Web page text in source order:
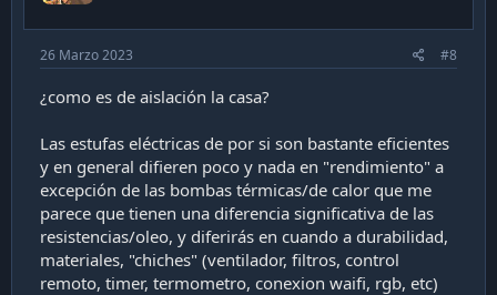
26 Marzo 2023 #8
¿como es de aislación la casa?
Las estufas eléctricas de por si son bastante eficientes
y en general difieren poco y nada en "rendimiento" a
excepción de las bombas térmicas/de calor que me
parece que tienen una diferencia significativa de las
resistencias/oleo, y diferirás en cuando a durabilidad,
materiales, "chiches" (ventilador, filtros, control
remoto, timer, termometro, conexion waifi, rgb, etc)